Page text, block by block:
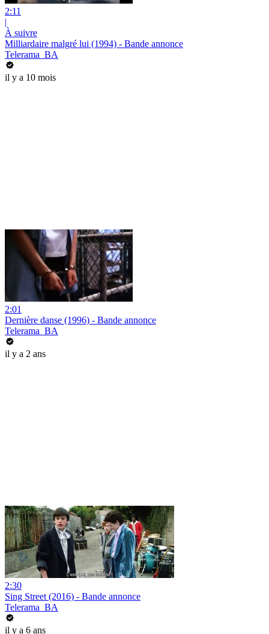
2:11
|
À suivre
Milliardaire malgré lui (1994) - Bande annonce
Telerama_BA
il y a 10 mois
2:01
Dernière danse (1996) - Bande annonce
Telerama_BA
il y a 2 ans
2:30
Sing Street (2016) - Bande annonce
Telerama_BA
il y a 6 ans